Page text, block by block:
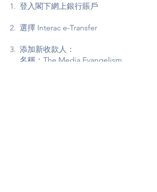
1. 登入閣下網上銀行賬戶
2. 選擇 Interac e-Transfer
3. 添加新收款人：
名稱：The Media Evangelism